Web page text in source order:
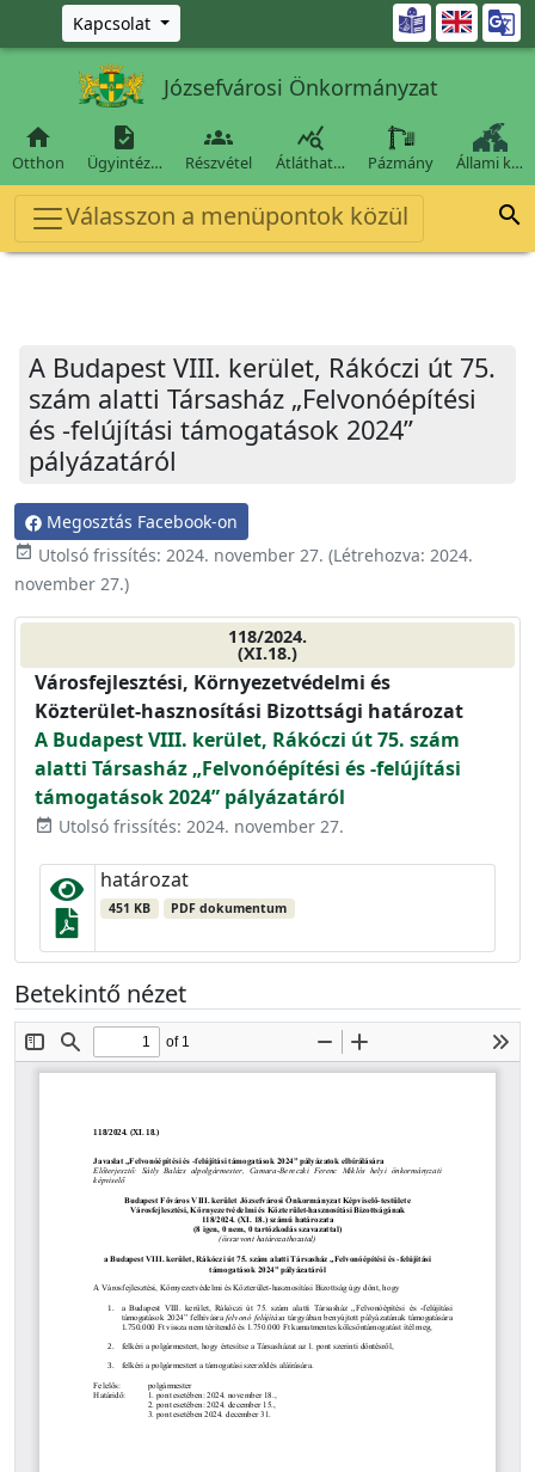
Ugrás a fő tartalomra
Kapcsolat 
Józsefvárosi Önkormányzat

Otthon

Ügyintéz…

Részvétel

Átláthat… Pázmány Állami k…
Válasszon a menüpontok közül 
A Budapest VIII. kerület, Rákóczi út 75.
szám alatti Társasház „Felvonóépítési
és -felújítási támogatások 2024”
pályázatáról
Megosztás Facebook-on
event_available Utolsó frissítés: 2024. november 27. (Létrehozva: 2024.
november 27.)
118/2024.
(XI.18.)
Városfejlesztési, Környezetvédelmi és
Közterület-hasznosítási Bizottsági határozat
A Budapest VIII. kerület, Rákóczi út 75. szám
alatti Társasház „Felvonóépítési és -felújítási
támogatások 2024” pályázatáról
event_available Utolsó frissítés: 2024. november 27.
határozat
451 KB PDF dokumentum
Betekintő nézet